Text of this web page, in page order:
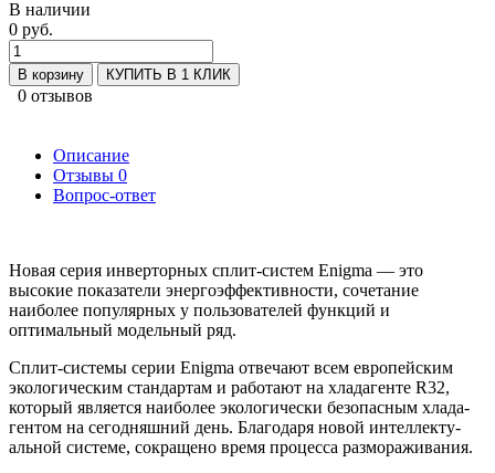
В наличии
0 руб.
В корзину КУПИТЬ В 1 КЛИК
0 отзывов
Описание
Отзывы 0
Вопрос-ответ
Новая серия инверторных сплит-систем Enigma — это
высокие показатели энергоэффективности, сочетание
наиболее попу­лярных у пользователей функций и
оптимальный модельный ряд.
Сплит-системы серии Enigma отвечают всем европейским
экологическим стандартам и работают на хладагенте R32,
который является наиболее экологически безопасным хлада­
гентом на сегодняшний день. Благодаря новой интеллекту­
альной системе, сокращено время процесса размораживания.